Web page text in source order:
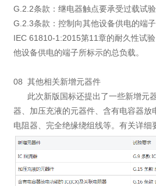
G.2.2条款：继电器触点要承受过载试验
G.2.3条款：控制向其他设备供电的端
IEC 61810-1:2015第11章的耐久性试
他设备供电的端子所标示的总负载。
08 其他相关新增元器件
此次新版国标还提出了一些新增元
器、加压充液的元器件、含有电容器放
电阻器、完全绝缘绕组线等。有关详细